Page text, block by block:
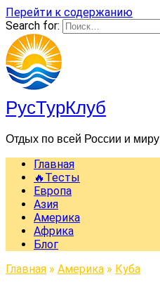
Перейти к содержанию
Search for:
РусТурКлуб
Отдых по всей России и миру
Главная
🔥Тесты
Европа
Азия
Америка
Африка
Блог
Главная » Америка » Куба